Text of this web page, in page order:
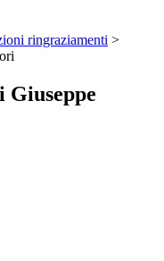
ringraziamenti >
Giuseppe